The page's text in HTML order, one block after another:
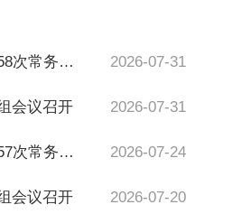
7月31日区政府第58次常务会议召开 2026-07-31
会议召开 2026-07-31
7月24日区政府第57次常务会议召开 2026-07-24
会议召开 2026-07-20